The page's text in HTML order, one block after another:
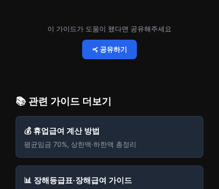
이 가이드가 도움이 됐다면 공유해주세요
공유하기
📚 관련 가이드 더보기
💰 휴업급여 계산 방법
평균임금 70%, 상한액·하한액 총정리
📊 장해등급표·장해급여 가이드